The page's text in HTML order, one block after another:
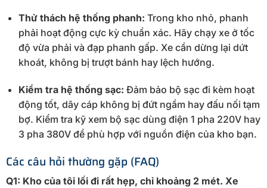
Thử thách hệ thống phanh: Trong kho nhỏ, phanh
phải hoạt động cực kỳ chuẩn xác. Hãy chạy xe ở tốc
độ vừa phải và đạp phanh gấp. Xe cần dừng lại dứt
khoát, không bị trượt bánh hay lệch hướng.
Kiểm tra hệ thống sạc: Đảm bảo bộ sạc đi kèm hoạt
động tốt, dây cáp không bị đứt ngầm hay đấu nối tạm
bợ. Kiểm tra kỹ xem bộ sạc dùng điện 1 pha 220V hay
3 pha 380V để phù hợp với nguồn điện của kho bạn.
Các câu hỏi thường gặp (FAQ)
Q1: Kho của tôi lối đi rất hẹp, chỉ khoảng 2 mét. Xe